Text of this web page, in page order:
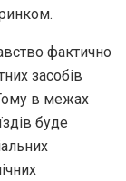
фактично
засобів
в межах
буде